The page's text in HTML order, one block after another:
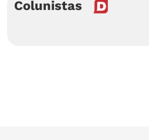
Colunistas